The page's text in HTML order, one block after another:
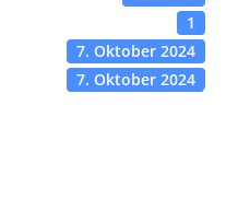
1
7. Oktober 2024
7. Oktober 2024